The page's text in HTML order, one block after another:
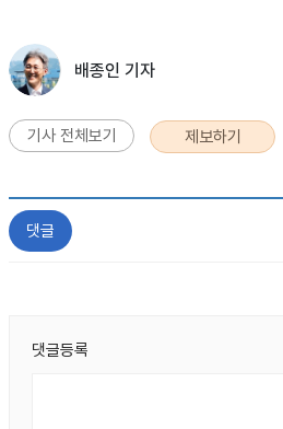
배종인 기자
기사 전체보기 제보하기
댓글
댓글등록